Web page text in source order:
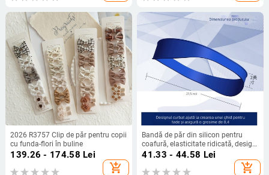
2026 R3757 Clip de păr pentru copii
cu funda-flori în buline
139.26 - 174.58 Lei
add_shopping_cart
Bandă de păr din silicon pentru
coafură, elasticitate ridicată, design
modern minimalist, șablon pentru
41.33 - 44.58 Lei
add_shopping_cart